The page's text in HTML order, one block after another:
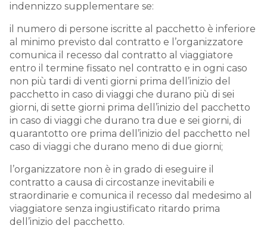
indennizzo supplementare se:
il numero di persone iscritte al pacchetto è inferiore
al minimo previsto dal contratto e l’organizzatore
comunica il recesso dal contratto al viaggiatore
entro il termine fissato nel contratto e in ogni caso
non più tardi di venti giorni prima dell’inizio del
pacchetto in caso di viaggi che durano più di sei
giorni, di sette giorni prima dell’inizio del pacchetto
in caso di viaggi che durano tra due e sei giorni, di
quarantotto ore prima dell’inizio del pacchetto nel
caso di viaggi che durano meno di due giorni;
l’organizzatore non è in grado di eseguire il
contratto a causa di circostanze inevitabili e
straordinarie e comunica il recesso dal medesimo al
viaggiatore senza ingiustificato ritardo prima
dell’inizio del pacchetto.